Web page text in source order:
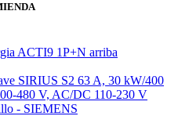
ACTI9 1P+N arriba
SIRIUS S2 63 A, 30 kW/400
480 V, AC/DC 110-230 V
- SIEMENS